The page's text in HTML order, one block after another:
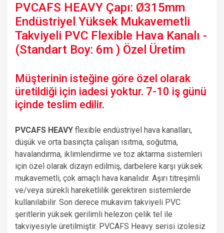
PVCAFS HEAVY Çapı: Ø315mm
Endüstriyel Yüksek Mukavemetli
Takviyeli PVC Flexible Hava Kanalı -
(Standart Boy: 6m ) Özel Üretim
Müşterinin isteğine göre özel olarak
üretildiği için iadesi yoktur. 7-10 iş günü
içinde teslim edilir.
PVCAFS HEAVY flexible endüstriyel hava kanalları,
düşük ve orta basınçta çalışan ısıtma, soğutma,
havalandırma, iklimlendirme ve toz aktarma sistemleri
için özel olarak dizayn edilmiş, darbelere karşı yüksek
mukavemetli, çok amaçlı hava kanalıdır. Aşırı titreşimli
ve/veya sürekli hareketlilik gerektiren sistemlerde
kullanılabilir. Son derece mukavim takviyeli PVC
şeritlerin yüksek gerilimli helezon çelik tel ile
takviyesiyle üretilmiştir. PVCAFS Heavy serisi izolesiz